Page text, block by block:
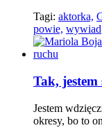
Tagi: aktorka,
powie, wywiad
Tak, jestem
Jestem
okresy, bo to